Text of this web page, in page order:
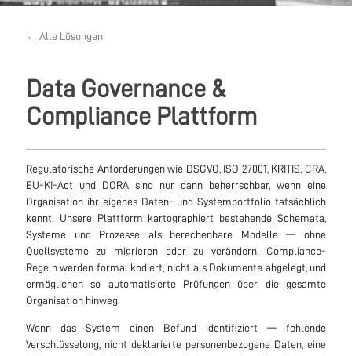
← Alle Lösungen
Data Governance &
Compliance Plattform
Regulatorische Anforderungen wie DSGVO, ISO 27001, KRITIS, CRA,
EU-KI-Act und DORA sind nur dann beherrschbar, wenn eine
Organisation ihr eigenes Daten- und Systemportfolio tatsächlich
kennt. Unsere Plattform kartographiert bestehende Schemata,
Systeme und Prozesse als berechenbare Modelle — ohne
Quellsysteme zu migrieren oder zu verändern. Compliance-
Regeln werden formal kodiert, nicht als Dokumente abgelegt, und
ermöglichen so automatisierte Prüfungen über die gesamte
Organisation hinweg.
Wenn das System einen Befund identifiziert — fehlende
Verschlüsselung, nicht deklarierte personenbezogene Daten, eine